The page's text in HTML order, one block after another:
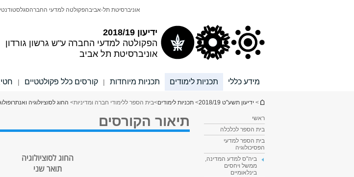
ידיעון 2018/19
הפקולטה למדעי החברה ע"ש גרשון גורדון
אוניברסיטת תל אביב
אוניברסיטת תל-אביבהפקולטה למדעי החברהסגל
מידע כללי תכניות לימודים תכניות מיוחדות | קורסים כלל פקולטטיים |
הינך נמצא כאן
> ידיעון תשע"ט 2018/19 > תכניות לימודים>בית הספר ללימודי חברה ומדיניות> החוג לסוציולוגיה
ראשי
בית הספר לכלכלה
בית הספר למדעי
הפסיכולוגיה
ביה"ס למדע המדינה,
ממשל ויחסים
בינלאומיים
תיאור הקורסים
החוג לסוציולוגיה
תואר שני